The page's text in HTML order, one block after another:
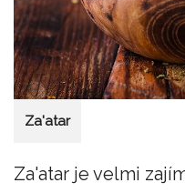
Za'atar
Za'atar je velmi